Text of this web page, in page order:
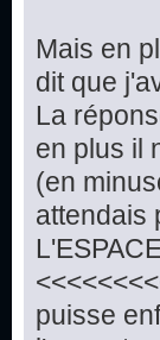
Mais en
dit que
La
en plus il
(en
attendais
puisse